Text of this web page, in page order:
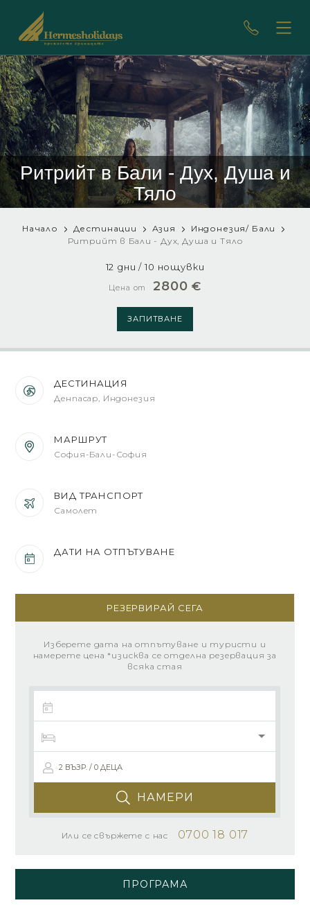
Ритрийт в Бали - Дух, Душа и
Тяло
Начало Дестинации Азия
Индонезия/ Бали
Ритрийт в Бали - Дух, Душа и Тяло
12 дни / 10 нощувки
Цена от 2800 €
ЗАПИТВАНЕ
ДЕСТИНАЦИЯ
Денпасар, Индонезия
МАРШРУТ
София-Бали-София
ВИД ТРАНСПОРТ
Самолет
ДАТИ НА ОТПЪТУВАНЕ
РЕЗЕРВИРАЙ СЕГА
Изберете дата на отпътуване и туристи и
намерете цена *изисква се отделна резервация за
всяка стая
2 ВЪЗР. / 0 ДЕЦА
НАМЕРИ
Или се свържете с нас 0700 18 017
ПРОГРАМА